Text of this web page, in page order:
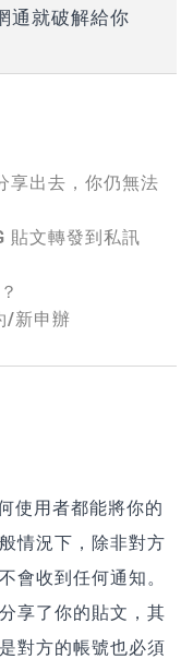
通就破解給你
享出去，你仍無法
貼文轉發到私訊
/新申辦
使用者都能將你的
情況下，除非對方
會收到任何通知。
享了你的貼文，其
對方的帳號也必須